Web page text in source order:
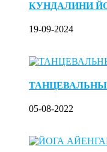
КУНДАЛИНИ
19-09-2024
05-08-2022